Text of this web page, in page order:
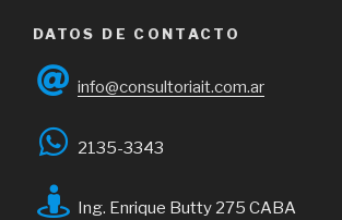
DATOS DE CONTACTO
info@consultoriait.com.ar
2135-3343
Ing. Enrique Butty 275 CABA